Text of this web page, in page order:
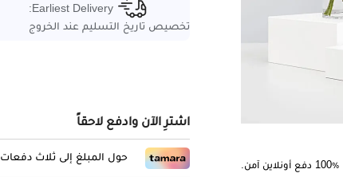
Earliest Delivery:
تخصيص تاريخ التسليم عند الخروج
اشترِ الآن وادفع لاحقاً
حول المبلغ إلى ثلاث دفعات